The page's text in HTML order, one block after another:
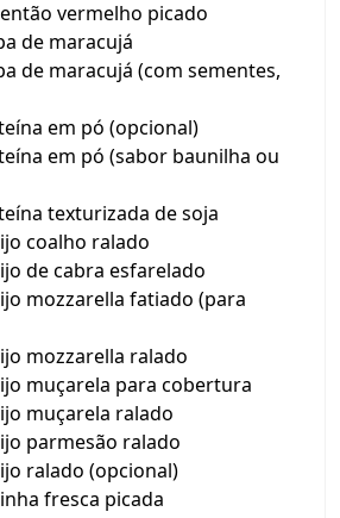
vermelho picado
de maracujá
de maracujá (com sementes,
em pó (opcional)
em pó (sabor baunilha ou
texturizada de soja
coalho ralado
de cabra esfarelado
mozzarella fatiado (para
mozzarella ralado
muçarela para cobertura
muçarela ralado
parmesão ralado
ralado (opcional)
fresca picada